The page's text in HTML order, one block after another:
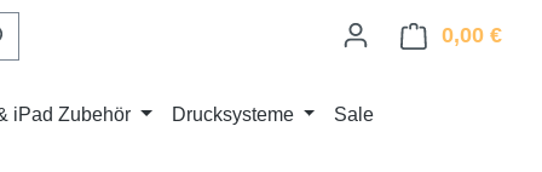
0,00 €
iPad Zubehör Drucksysteme Sale